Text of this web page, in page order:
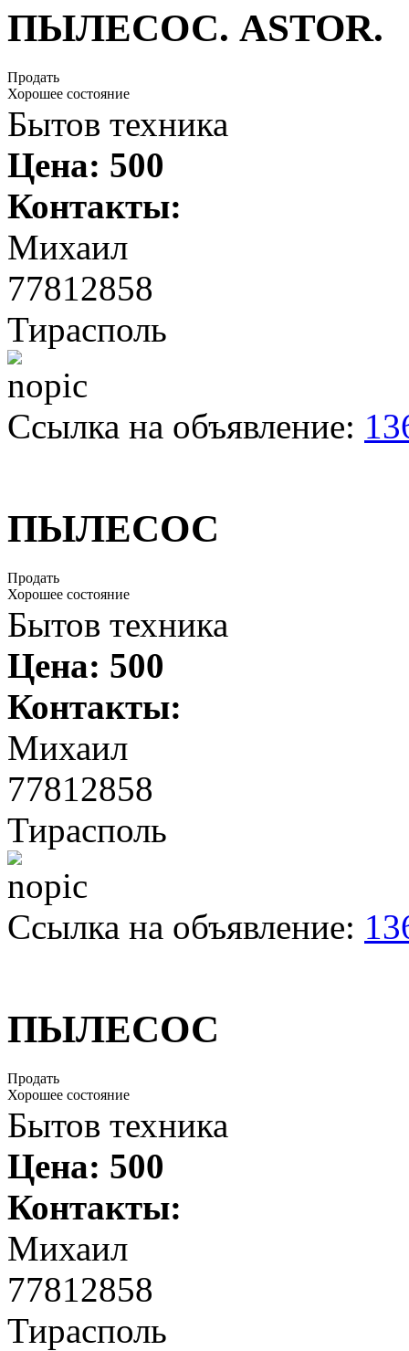
ПЫЛЕСОС. АSTOR.
Продать
Хорошее состояние
Бытов техника
Цена: 500
Контакты:
Михаил
77812858
Тирасполь
Ссылка на объявление:
ПЫЛЕСОС
Продать
Хорошее состояние
Бытов техника
Цена: 500
Контакты:
Михаил
77812858
Тирасполь
Ссылка на объявление:
ПЫЛЕСОС
Продать
Хорошее состояние
Бытов техника
Цена: 500
Контакты:
Михаил
77812858
Тирасполь